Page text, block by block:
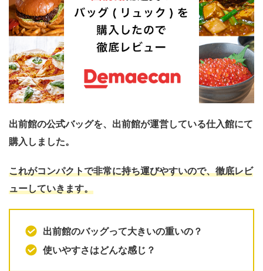
出前館の公式バッグを、出前館が運営している仕入館にて
購入しました。
これがコンパクトで非常に持ち運びやすいので、徹底レビ
ューしていきます。
出前館のバッグって大きいの重いの？
使いやすさはどんな感じ？